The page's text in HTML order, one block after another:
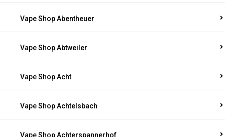
Vape Shop Abentheuer
Vape Shop Abtweiler
Vape Shop Acht
Vape Shop Achtelsbach
Vape Shop Achterspannerhof